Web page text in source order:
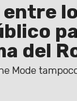
entre
del
Mode